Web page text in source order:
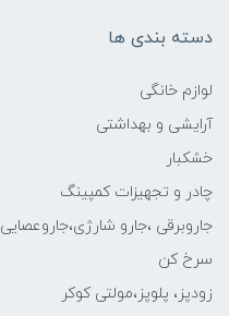
دسته بندی ها
لوازم خانگی
آرایشی و بهداشتی
خشکبار
چادر و تجهیزات کمپینگ
جاروبرقی ،جارو شارژی،جاروعصایی
سرخ کن
زودپز، پلوپز،مولتی کوکر